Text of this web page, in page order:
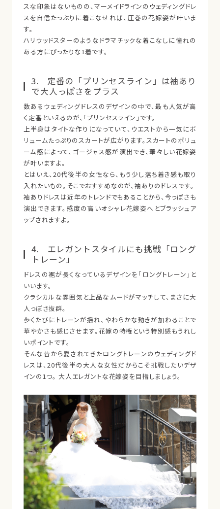
スな印象はないものの、マーメイドラインのウェディングドレ
スを自信たっぷりに着こなせれば、圧巻の花嫁姿が叶いま
す。
ハリウッドスターのようなドラマチックな着こなしに憧れの
ある方にぴったりな1着です。
3. 定番の「プリンセスライン」は袖あり
で大人っぽさをプラス
数あるウェディングドレスのデザインの中で、最も人気が高
く定番といえるのが、「プリンセスライン」です。
上半身はタイトな作りになっていて、ウエストから一気にボ
リュームたっぷりのスカートが広がります。スカートのボリュ
ーム感によって、ゴージャス感が演出でき、華々しい花嫁姿
が叶いますよ。
とはいえ、20代後半の女性なら、もう少し落ち着き感も取り
入れたいもの。そこでおすすめなのが、袖ありのドレスです。
袖ありドレスは近年のトレンドでもあることから、今っぽさも
演出できます。感度の高いオシャレ花嫁姿へとブラッシュア
ップされますよ。
4. エレガントスタイルにも挑戦「ロング
トレーン」
ドレスの裾が長くなっているデザインを「ロングトレーン」と
いいます。
クラシカルな雰囲気と上品なムードがマッチして、まさに大
人っぽさ抜群。
歩くたびにトレーンが揺れ、やわらかな動きが加わることで
華やかさも感じさせます。花嫁の特権という特別感もうれし
いポイントです。
そんな昔から愛されてきたロングトレーンのウェディングド
レスは、20代後半の大人な女性だからこそ挑戦したいデザ
インの1つ。 大人エレガントな花嫁姿を目指しましょう。